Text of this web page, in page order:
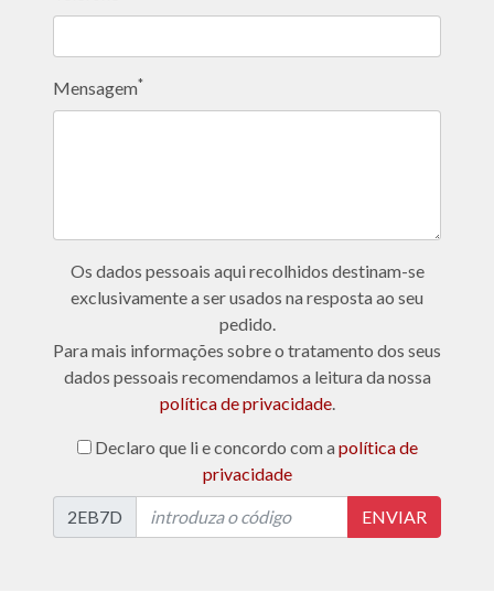
Mensagem*
Os dados pessoais aqui recolhidos destinam-se
exclusivamente a ser usados na resposta ao seu
pedido.
Para mais informações sobre o tratamento dos seus
dados pessoais recomendamos a leitura da nossa
política de privacidade.
Declaro que li e concordo com a política de
privacidade
2EB7D ENVIAR